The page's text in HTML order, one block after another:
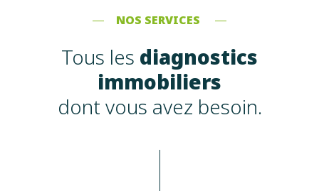
NOS SERVICES
Tous les diagnostics
immobiliers
dont vous avez besoin.